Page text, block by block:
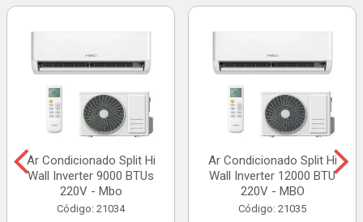
Ar Condicionado Split Hi
Wall Inverter 9000 BTUs
220V - Mbo
Código: 21034
Ar Condicionado Split Hi
Wall Inverter 12000 BTU
220V - MBO
Código: 21035